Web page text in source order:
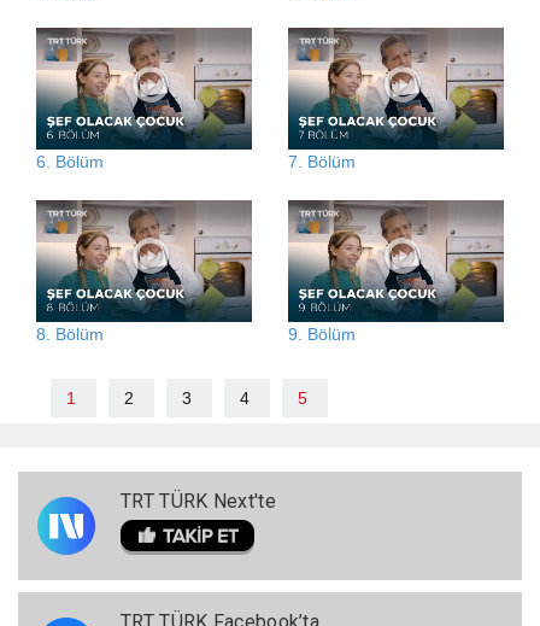
6. Bölüm 7. Bölüm
8. Bölüm 9. Bölüm
1 2 3 4 5
TRT TÜRK Next'te
TRT TÜRK Facebook’ta